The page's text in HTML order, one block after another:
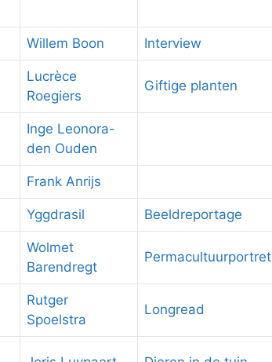
Willem Boon Interview
Lucrèce
Roegiers
Giftige planten
Inge Leonora-
den Ouden
Frank Anrijs
Yggdrasil Beeldreportage
Wolmet
Barendregt
Permacultuurportret
Rutger
Spoelstra
Longread